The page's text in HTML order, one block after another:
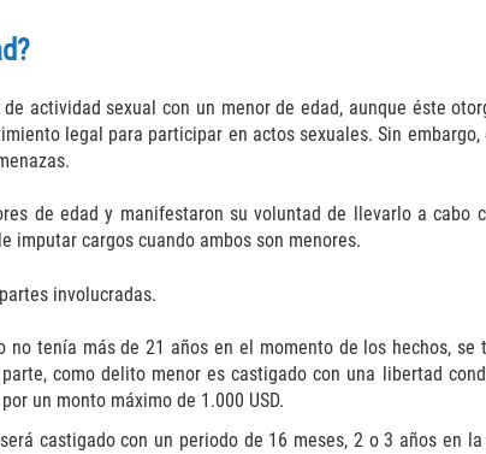
actividad sexual con un menor de edad, aunque éste
legal para participar en actos sexuales. Sin
de edad y manifestaron su voluntad de llevarlo a cabo
imputar cargos cuando ambos son menores.
involucradas.
tenía más de 21 años en el momento de los hechos,
como delito menor es castigado con una libertad
un monto máximo de 1.000 USD.
castigado con un periodo de 16 meses, 2 o 3 años en